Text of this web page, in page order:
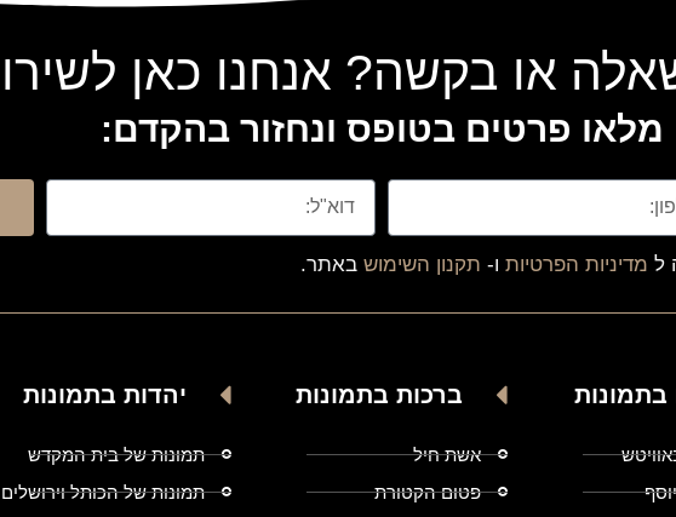
או בקשה? אנחנו כאן
מלאו פרטים בטופס ונחזור בהקדם:
ל מדיניות הפרטיות ו- תקנון השימוש באתר.
בתמונות ברכות בתמונות
אשת חיל
פטום הקטורת
יהדות בתמונות
תמונות של בית המקדש
תמונות של הכותל וירושלים